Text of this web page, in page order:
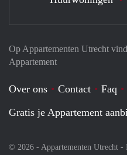
Op Appartementen Utrecht
Appartement
Over ons Contact Faq
Gratis je Appartement
© 2026 - Appartementen Utrecht -